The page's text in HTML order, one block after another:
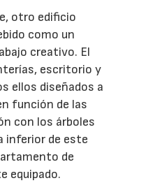
otro edificio
como un
creativo. El
escritorio y
ellos diseñados a
función de las
con los árboles
inferior de este
de
equipado.